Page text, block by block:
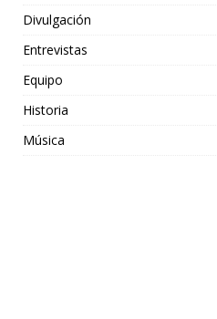
Divulgación
Entrevistas
Equipo
Historia
Música